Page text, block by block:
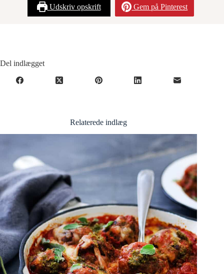
Udskriv opskrift Gem på Pinterest
Del indlægget
Relaterede indlæg